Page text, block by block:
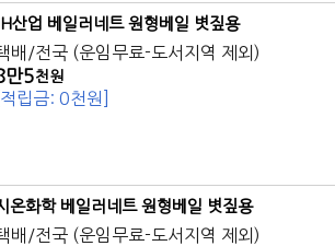
산업 베일러네트 원형베일 볏짚용
배/전국 (운임무료-도서지역 제외)
만5천원
[적립금: 0천원]
온화학 베일러네트 원형베일 볏짚용
배/전국 (운임무료-도서지역 제외)